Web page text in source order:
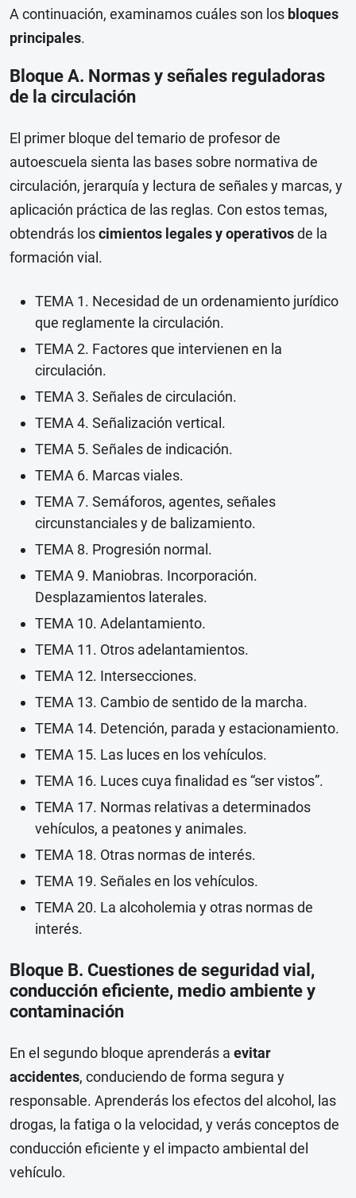
A continuación, examinamos cuáles son los bloques
principales.
Bloque A. Normas y señales reguladoras
de la circulación
El primer bloque del temario de profesor de
autoescuela sienta las bases sobre normativa de
circulación, jerarquía y lectura de señales y marcas, y
aplicación práctica de las reglas. Con estos temas,
obtendrás loscimientos legales y operativosde la
formación vial.
TEMA 1. Necesidad de un ordenamiento jurídico
que reglamente la circulación.
TEMA 2. Factores que intervienen en la
circulación.
TEMA 3. Señales de circulación.
TEMA 4. Señalización vertical.
TEMA 5. Señales de indicación.
TEMA 6. Marcas viales.
TEMA 7. Semáforos, agentes, señales
circunstanciales y de balizamiento.
TEMA 8. Progresión normal.
TEMA 9. Maniobras. Incorporación.
Desplazamientos laterales.
TEMA 10. Adelantamiento.
TEMA 11. Otros adelantamientos.
TEMA 12. Intersecciones.
TEMA 13. Cambio de sentido de la marcha.
TEMA 14. Detención, parada y estacionamiento.
TEMA 15. Las luces en los vehículos.
TEMA 16. Luces cuya finalidad es “ser vistos”.
TEMA 17. Normas relativas a determinados
vehículos, a peatones y animales.
TEMA 18. Otras normas de interés.
TEMA 19. Señales en los vehículos.
TEMA 20. La alcoholemia y otras normas de
interés.
Bloque B. Cuestiones de seguridad vial,
conducción eficiente, medio ambiente y
contaminación
En el segundo bloque aprenderás a evitar
accidentes, conduciendo de forma segura y
responsable. Aprenderás los efectos del alcohol, las
drogas, la fatiga o la velocidad, y verás conceptos de
conducción eficiente y el impacto ambiental del
vehículo.